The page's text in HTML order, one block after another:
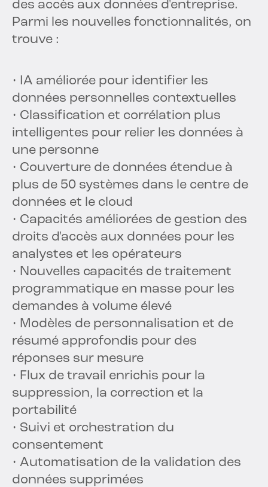
des accès aux données d'entreprise.
Parmi les nouvelles fonctionnalités, on
trouve :
• IA améliorée pour identifier les
données personnelles contextuelles
• Classification et corrélation plus
intelligentes pour relier les données à
une personne
• Couverture de données étendue à
plus de 50 systèmes dans le centre de
données et le cloud
• Capacités améliorées de gestion des
droits d'accès aux données pour les
analystes et les opérateurs
• Nouvelles capacités de traitement
programmatique en masse pour les
demandes à volume élevé
• Modèles de personnalisation et de
résumé approfondis pour des
réponses sur mesure
• Flux de travail enrichis pour la
suppression, la correction et la
portabilité
• Suivi et orchestration du
consentement
• Automatisation de la validation des
données supprimées